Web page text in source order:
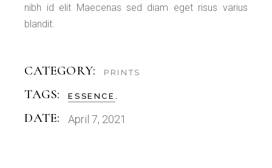
nibh id elit Maecenas sed diam eget risus varius
blandit.
CATEGORY: PRINTS
TAGS: ESSENCE
DATE: April 7, 2021